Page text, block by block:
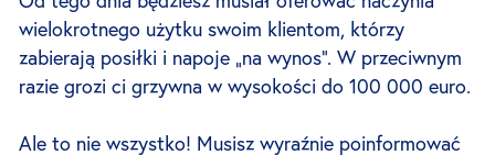
wielokrotnego użytku swoim klientom, którzy
zabierają posiłki i napoje „na wynos”. W przeciwnym
razie grozi ci grzywna w wysokości do 100 000 euro.
Ale to nie wszystko! Musisz wyraźnie poinformować